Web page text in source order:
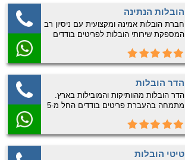
הובלות הנתינה
חברת הובלות אמינה ומקצועית עם ניסיון רב
המספקת שירותי הובלות לפריטים בודדים
שרון והשפלה התקשרו עוד היום לקבלת
הצעת מחיר משתלמת במיוחד להובלה
הדר הובלות
הדר הובלות מהוותיקות והמובילות בארץ.
מתמחה בהעברת פריטים בודדים החל מ-5
לעמוד לשירותים בכל רגע 🙂
טיטי הובלות